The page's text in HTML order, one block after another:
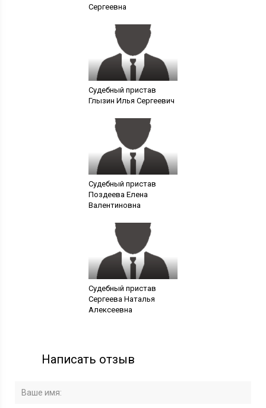
Сергеевна
Судебный пристав
Глызин Илья Сергеевич
Судебный пристав
Поздеева Елена
Валентиновна
Судебный пристав
Сергеева Наталья
Алексеевна
Написать отзыв